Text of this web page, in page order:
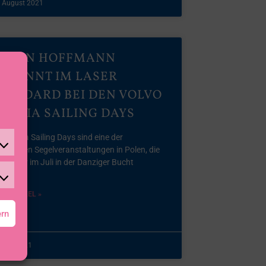
August 2021
HOFFMANN
IM LASER
BEI DEN VOLVO
SAILING DAYS
Gdynia Sailing Days sind eine der
Segelveranstaltungen in Polen, die
Jahr im Juli in der Danziger Bucht
ARTIKEL »
Juli 2021